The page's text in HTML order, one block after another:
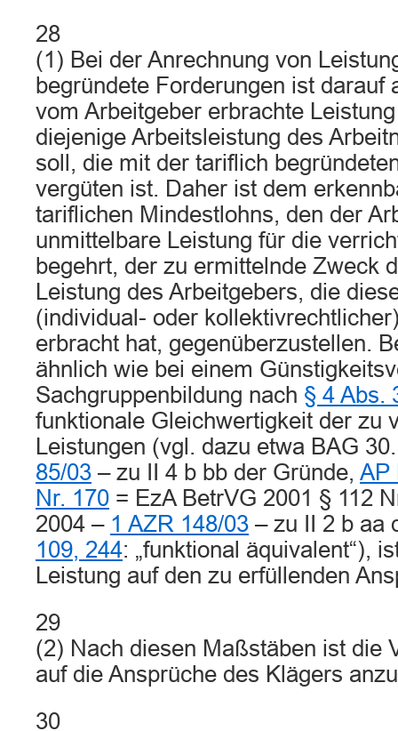
28
(1) Bei der Anrechnung von
begründete Forderungen ist darauf
vom Arbeitgeber erbrachte
diejenige Arbeitsleistung des
soll, die mit der tariflich
vergüten ist. Daher ist dem
tariflichen Mindestlohns, den der
unmittelbare Leistung für die
begehrt, der zu ermittelnde Zweck
Leistung des Arbeitgebers, die
(individual- oder
erbracht hat, gegenüberzustellen.
ähnlich wie bei einem
Sachgruppenbildung nach § 4 Abs.
funktionale Gleichwertigkeit der zu
Leistungen (vgl. dazu etwa BAG
85/03 – zu II 4 b bb der Gründe, AP
Nr. 170 = EzA BetrVG 2001 § 112
2004 – 1 AZR 148/03 – zu II 2 b aa
109, 244: „funktional äquivalent“),
Leistung auf den zu erfüllenden
29
(2) Nach diesen Maßstäben ist die
auf die Ansprüche des Klägers
30